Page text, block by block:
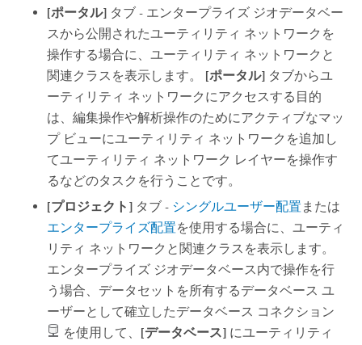
[ポータル] タブ - エンタープライズ ジオデータベー
スから公開されたユーティリティ ネットワークを
操作する場合に、ユーティリティ ネットワークと
関連クラスを表示します。 [ポータル] タブからユ
ーティリティ ネットワークにアクセスする目的
は、編集操作や解析操作のためにアクティブなマッ
プ ビューにユーティリティ ネットワークを追加し
てユーティリティ ネットワーク レイヤーを操作す
るなどのタスクを行うことです。
[プロジェクト] タブ - シングルユーザー配置 または
エンタープライズ配置を使用する場合に、ユーティ
リティ ネットワークと関連クラスを表示します。
エンタープライズ ジオデータベース内で操作を行
う場合、データセットを所有するデータベース ユ
ーザーとして確立したデータベース コネクション
を使用して、 [データベース] にユーティリティ